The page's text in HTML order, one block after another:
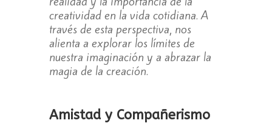
creatividad en la vida cotidiana. A
través de esta perspectiva, nos
alienta a explorar los límites de
nuestra imaginación y a abrazar la
magia de la creación.
Amistad y Compañerismo